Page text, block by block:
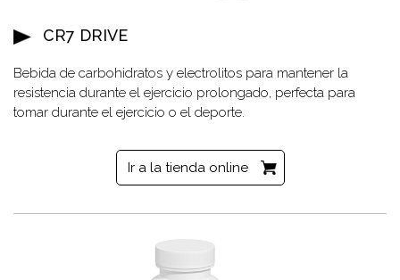
CR7 DRIVE
Bebida de carbohidratos y electrolitos para mantener la
resistencia durante el ejercicio prolongado, perfecta para
tomar durante el ejercicio o el deporte.
Ir a la tienda online